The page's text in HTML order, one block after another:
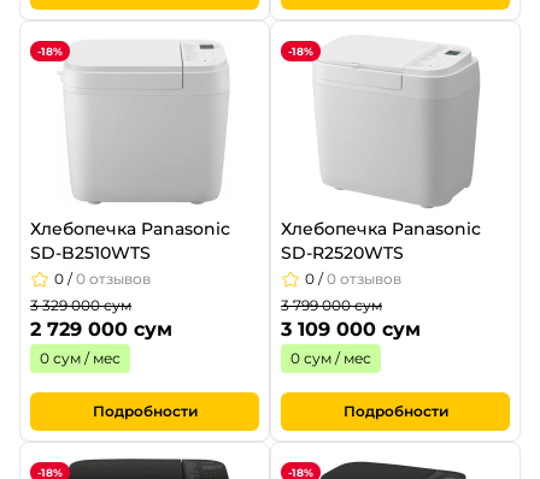
-18%
Хлебопечка Panasonic
SD-B2510WTS
0 /0 отзывов
3 329 000 сум
2 729 000 сум
0 сум / мес
Подробности
-18%
Хлебопечка Panasonic
SD-R2520WTS
0 /0 отзывов
3 799 000 сум
3 109 000 сум
0 сум / мес
Подробности
-18% -18%